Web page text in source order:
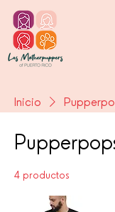
Inicio
4 productos